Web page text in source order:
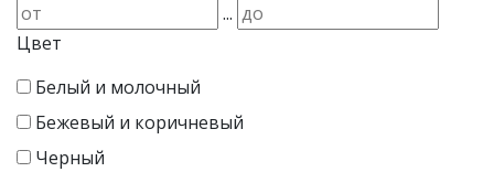
...
Цвет
Белый и молочный
Бежевый и коричневый
Черный